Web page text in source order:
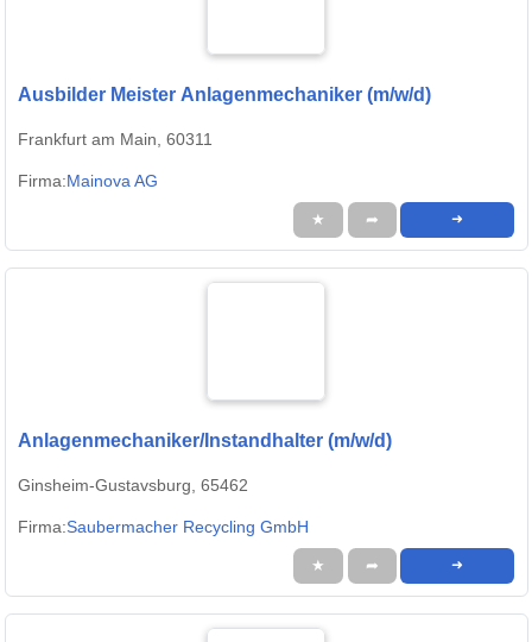
Ausbilder Meister Anlagenmechaniker (m/w/d)
Frankfurt am Main, 60311
Firma:Mainova AG
★ ➦ ➜
Anlagenmechaniker/Instandhalter (m/w/d)
Ginsheim-Gustavsburg, 65462
Firma:Saubermacher Recycling GmbH
★ ➦ ➜